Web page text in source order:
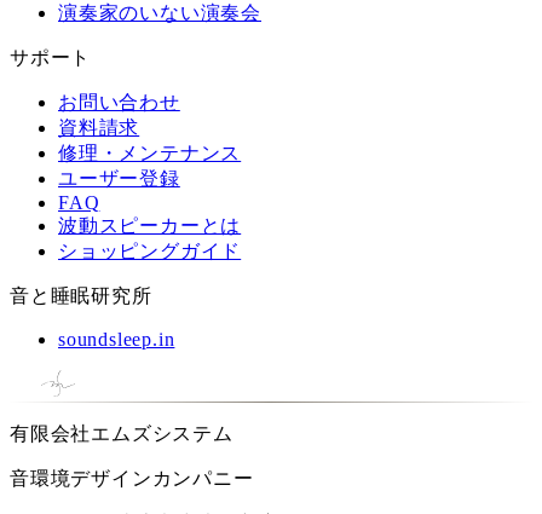
演奏家のいない演奏会
サポート
お問い合わせ
資料請求
修理・メンテナンス
ユーザー登録
FAQ
波動スピーカーとは
ショッピングガイド
音と睡眠研究所
soundsleep.in
有限会社エムズシステム
音環境デザインカンパニー